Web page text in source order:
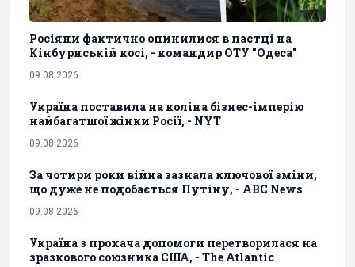
Росіяни фактично опинилися в пастці на
Кінбурнській косі, - командир ОТУ "Одеса"
09.08.2026
Україна поставила на коліна бізнес-імперію
найбагатшої жінки Росії, - NYT
09.08.2026
За чотири роки війна зазнала ключової зміни,
що дуже не подобається Путіну, - ABC News
09.08.2026
Україна з прохача допомоги перетворилася на
зразкового союзника США, - The Atlantic